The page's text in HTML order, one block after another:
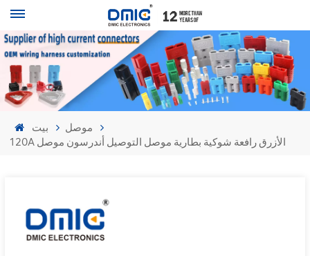
بيت
موصل
120A الأزرق رافعة شوكية بطارية موصل التوصيل أندرسون موصل